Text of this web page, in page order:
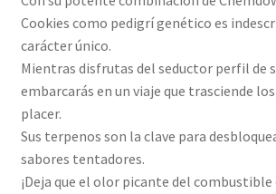
Cookies como pedigrí genético es
carácter único.
Mientras disfrutas del seductor perfil de
embarcarás en un viaje que trasciende
placer.
Sus terpenos son la clave para
sabores tentadores.
¡Deja que el olor picante del